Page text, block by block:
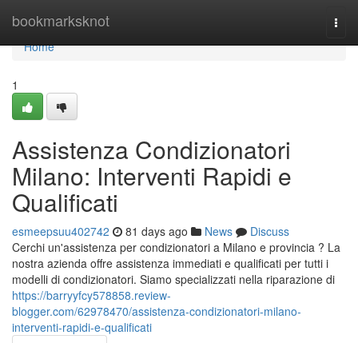
bookmarksknot
Home
Home
1
Assistenza Condizionatori
Milano: Interventi Rapidi e
Qualificati
esmeepsuu402742 81 days ago News
Discuss
Cerchi un'assistenza per condizionatori a Milano e provincia ? La
nostra azienda offre assistenza immediati e qualificati per tutti i
modelli di condizionatori. Siamo specializzati nella riparazione di
https://barryyfcy578858.review-
blogger.com/62978470/assistenza-condizionatori-milano-
interventi-rapidi-e-qualificati